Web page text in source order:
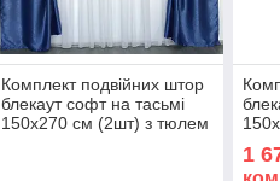
Комплект подвійних штор
блекаут софт на тасьмі
150х270 см (2шт) з тюлем
1